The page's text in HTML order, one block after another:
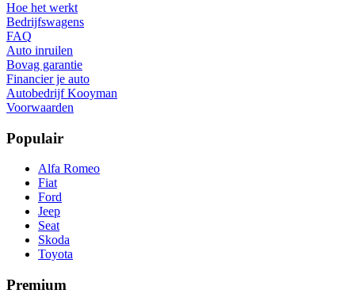
Hoe het werkt
Bedrijfswagens
FAQ
Auto inruilen
Bovag garantie
Financier je auto
Autobedrijf Kooyman
Voorwaarden
Populair
Alfa Romeo
Fiat
Ford
Jeep
Seat
Skoda
Toyota
Premium